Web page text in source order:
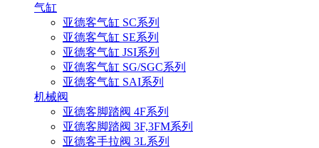
气缸
亚德客气缸 SC系列
亚德客气缸 SE系列
亚德客气缸 JSI系列
亚德客气缸 SG/SGC系列
亚德客气缸 SAI系列
机械阀
亚德客脚踏阀 4F系列
亚德客脚踏阀 3F,3FM系列
亚德客手拉阀 3L系列